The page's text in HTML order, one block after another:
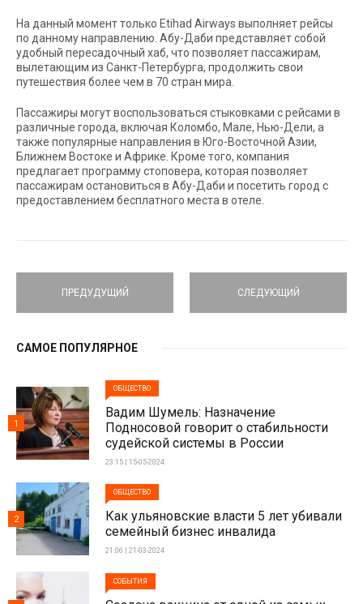
На данный момент только Etihad Airways выполняет рейсы
по данному направлению. Абу-Даби представляет собой
удобный пересадочный хаб, что позволяет пассажирам,
вылетающим из Санкт-Петербурга, продолжить свои
путешествия более чем в 70 стран мира.
Пассажиры могут воспользоваться стыковками с рейсами в
различные города, включая Коломбо, Мале, Нью-Дели, а
также популярные направления в Юго-Восточной Азии,
Ближнем Востоке и Африке. Кроме того, компания
предлагает программу стоповера, которая позволяет
пассажирам остановиться в Абу-Даби и посетить город с
предоставлением бесплатного места в отеле.
ПРЕДУДУЩИЙ СЛЕДУЮЩИЙ
САМОЕ ПОПУЛЯРНОЕ
ОБЩЕСТВО
Вадим Шумель: Назначение
Подносовой говорит о стабильности
судейской системы в России
23:15 | 15-05-2024
1
ОБЩЕСТВО
Как ульяновские власти 5 лет убивали
семейный бизнес инвалида
21:06 | 21-03-2024
2
СОБЫТИЯ